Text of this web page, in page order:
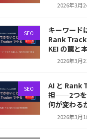
2026年3月
SEO
キーワード
Rank
KEI の罠と
2026年3月
SEO
AI と Rank
担——2つを
何が変わる
2026年3月